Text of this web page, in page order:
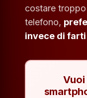
costare
telefono,
invece di
Vuoi